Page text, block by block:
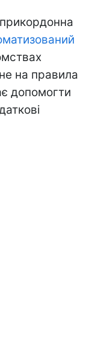
на правила
допомогти